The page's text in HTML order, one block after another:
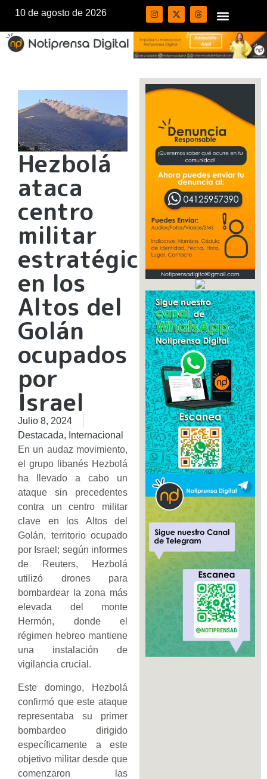
10 de agosto de 2026
Hezbolá
ataca
centro
militar
estratégico
en los
Altos del
Golán
ocupados
por
Israel
Julio 8, 2024
Destacada, Internacional
En un audaz movimiento,
el grupo libanés Hezbolá
ha llevado a cabo un
ataque sin precedentes
contra un centro militar
clave en los Altos del
Golán, territorio ocupado
por Israel; según informes
de Reuters, Hezbolá
utilizó drones para
bombardear la zona más
elevada del monte
Hermón, donde el
régimen hebreo mantiene
una instalación de
vigilancia crucial.
Este domingo, Hezbolá
confirmó que este ataque
representaba su primer
bombardeo dirigido
específicamente a este
objetivo militar desde que
comenzaron las